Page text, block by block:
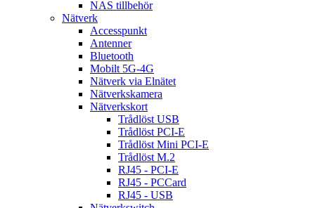
NAS tillbehör
Nätverk
Accesspunkt
Antenner
Bluetooth
Mobilt 5G-4G
Nätverk via Elnätet
Nätverkskamera
Nätverkskort
Trådlöst USB
Trådlöst PCI-E
Trådlöst Mini PCI-E
Trådlöst M.2
RJ45 - PCI-E
RJ45 - PCCard
RJ45 - USB